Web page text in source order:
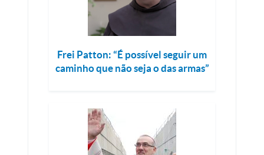
Frei Patton: “É possível seguir um
caminho que não seja o das armas”